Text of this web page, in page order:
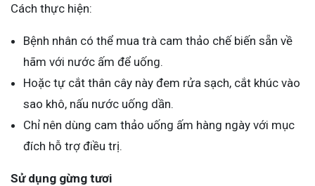
Cách thực hiện:
Bệnh nhân có thể mua trà cam thảo chế biến sẵn về
hãm với nước ấm để uống.
Hoặc tự cắt thân cây này đem rửa sạch, cắt khúc vào
sao khô, nấu nước uống dần.
Chỉ nên dùng cam thảo uống ấm hàng ngày với mục
đích hỗ trợ điều trị.
Sử dụng gừng tươi